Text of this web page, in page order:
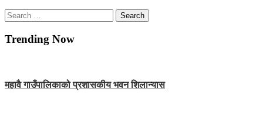
Search
for:
Trending Now
महावै गाउँपालिकाको प्रशासकीय भवन शिलान्यास